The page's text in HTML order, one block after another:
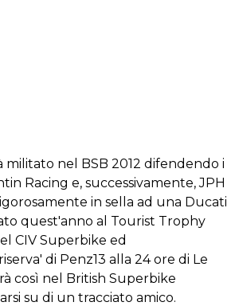
militato nel BSB 2012 difendendo i
Racing e, successivamente, JPH
in sella ad una Ducati
quest'anno al Tourist Trophy
CIV Superbike ed
di Penz13 alla 24 ore di Le
così nel British Superbike
su di un tracciato amico.